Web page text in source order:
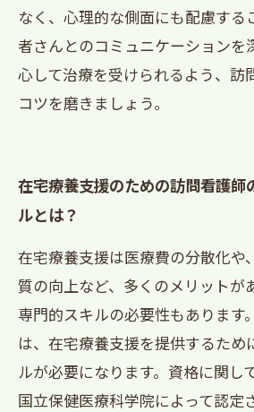
なく、心理的な側面にも配慮する
者さんとのコミュニケーションを
心して治療を受けられるよう、訪
コツを磨きましょう。
在宅療養支援のための訪問看護師
ルとは？
在宅療養支援は医療費の分散化や
質の向上など、多くのメリットが
専門的スキルの必要性もあります
は、在宅療養支援を提供するため
ルが必要になります。資格に関し
国立保健医療科学院によって認定